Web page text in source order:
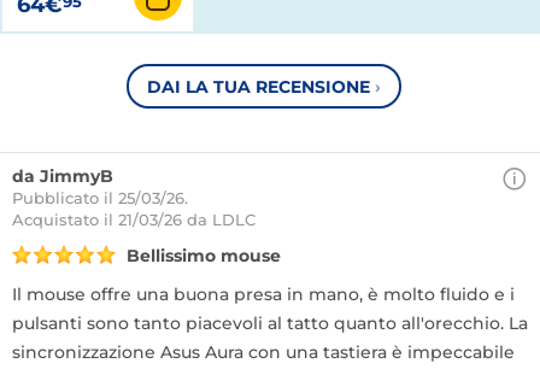
DAI LA TUA RECENSIONE ›
da JimmyB
Pubblicato il 25/03/26.
Acquistato il 21/03/26 da LDLC
Bellissimo mouse
Il mouse offre una buona presa in mano, è molto fluido e i
pulsanti sono tanto piacevoli al tatto quanto all'orecchio. La
sincronizzazione Asus Aura con una tastiera è impeccabile